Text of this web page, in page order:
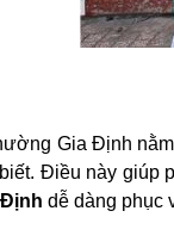
Gia Định
Điều này
dễ dàng phục